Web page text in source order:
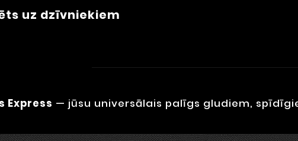
uz dzīvniekiem
Express — jūsu universālais palīgs gludiem,